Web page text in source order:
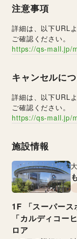
注意事項
詳細は、以下URL
ご確認ください。
https://qs-mall.jp/
キャンセルに
詳細は、以下URL
ご確認ください。
https://qs-mall.jp/
施設情報
1F
「スーパー
「カルディコー
ロア